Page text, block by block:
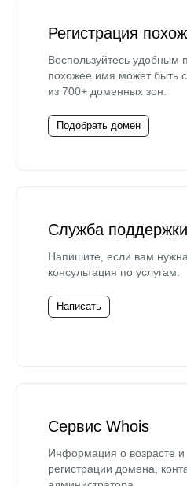
Регистрация
Воспользуйтесь
похожее имя может быть
из 700+ доменных зон.
Подобрать домен
Служба поддержки
Напишите, если вам
консультация по услугам.
Написать
Сервис Whois
Информация о возрасте и
регистрации домена,